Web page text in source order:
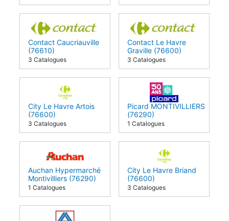
Contact Caucriauville
(76610)
3 Catalogues
Contact Le Havre
Graville (76600)
3 Catalogues
City Le Havre Artois
(76600)
3 Catalogues
Picard MONTIVILLIERS
(76290)
1 Catalogues
Auchan Hypermarché
Montivilliers (76290)
1 Catalogues
City Le Havre Briand
(76600)
3 Catalogues